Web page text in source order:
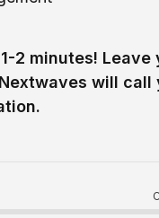
2 minutes! Leave
will call